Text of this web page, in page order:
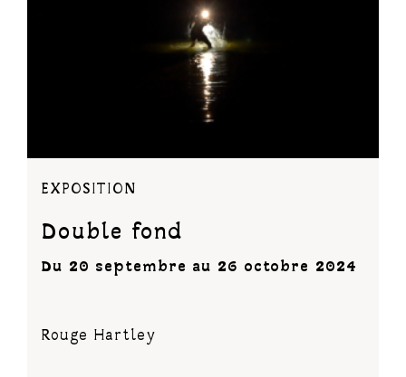
EXPOSITION
Double fond
Du 20 septembre au 26 octobre 2024
Rouge Hartley